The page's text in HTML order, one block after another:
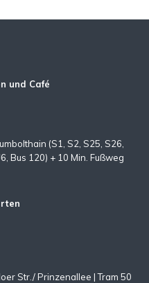
und Café
(S1, S2, S25, S26,
Bus 120) + 10 Min. Fußweg
Str./ Prinzenallee | Tram 50